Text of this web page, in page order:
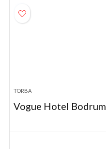
TORBA
Vogue Hotel Bodrum